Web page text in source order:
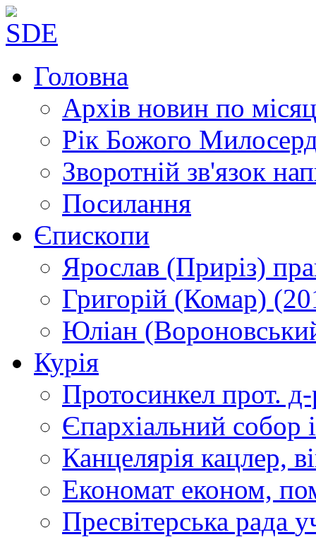
Головна
Архів новин по
Рік Божого
Зворотній зв'язок
Посилання
Єпископи
Ярослав (Приріз)
Григорій (Комар)
Юліан
Курія
Протосинкел прот.
Єпархіальний собор
Канцелярія кацлер,
Економат економ,
Пресвітерська рада